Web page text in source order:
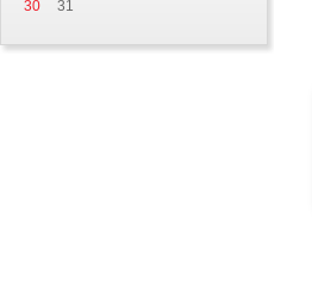
30
31